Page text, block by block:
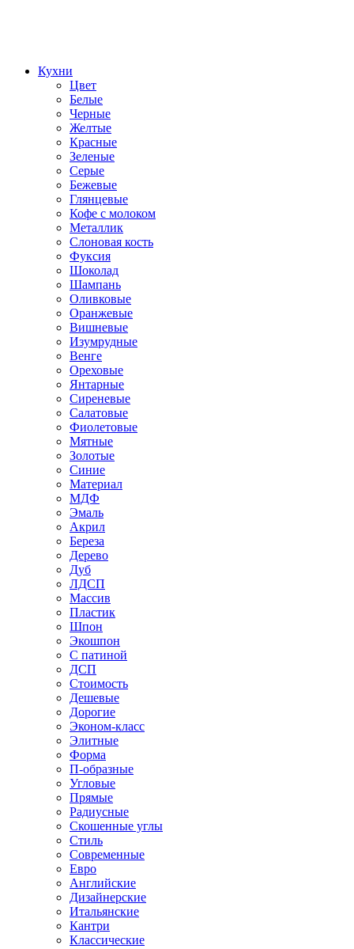
Кухни
Цвет
Белые
Черные
Желтые
Красные
Зеленые
Серые
Бежевые
Глянцевые
Кофе с молоком
Металлик
Слоновая кость
Фуксия
Шоколад
Шампань
Оливковые
Оранжевые
Вишневые
Изумрудные
Венге
Ореховые
Янтарные
Сиреневые
Салатовые
Фиолетовые
Мятные
Золотые
Синие
Материал
МДФ
Эмаль
Акрил
Береза
Дерево
Дуб
ЛДСП
Массив
Пластик
Шпон
Экошпон
С патиной
ДСП
Стоимость
Дешевые
Дорогие
Эконом-класс
Элитные
Форма
П-образные
Угловые
Прямые
Радиусные
Скошенные углы
Стиль
Современные
Евро
Английские
Дизайнерские
Итальянские
Кантри
Классические